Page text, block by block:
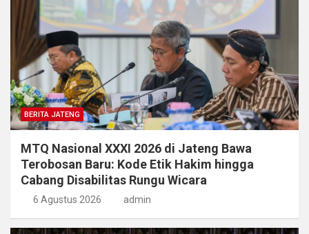
BERITA JATENG
MTQ Nasional XXXI 2026 di Jateng Bawa
Terobosan Baru: Kode Etik Hakim hingga
Cabang Disabilitas Rungu Wicara
6 Agustus 2026 admin